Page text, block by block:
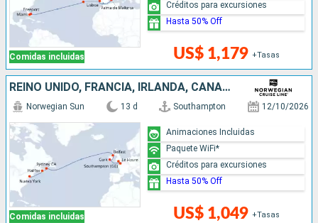
Comidas incluidas US$ 1,179 +Tasas
Créditos para excursiones
Hasta 50% Off
REINO UNIDO, FRANCIA, IRLANDA, CANADÁ, ESTADOS UNIDOS
Comidas incluidas
Norwegian Sun 13 d Southampton 12/10/2026
US$ 1,049 +Tasas
Animaciones Incluidas
Paquete WiFi*
Créditos para excursiones
Hasta 50% Off